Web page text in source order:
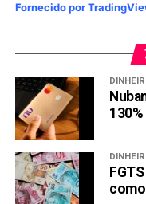
Fornecido por